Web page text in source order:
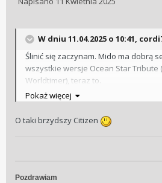
W dniu 11.04.2025 o 10:41,
Ślinić się zaczynam. Mido ma dobrą
wszystkie wersje Ocean Star Tribute
Worldtimer), teraz to.
Pokaż więcej
O taki brzydszy Citizen
Pozdrawiam